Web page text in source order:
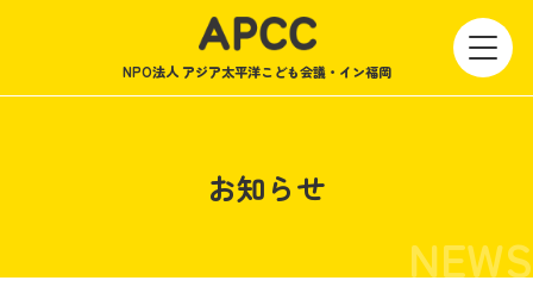
NPO法人 アジア太平洋こども会議・イン福岡
お知らせ
NEWS